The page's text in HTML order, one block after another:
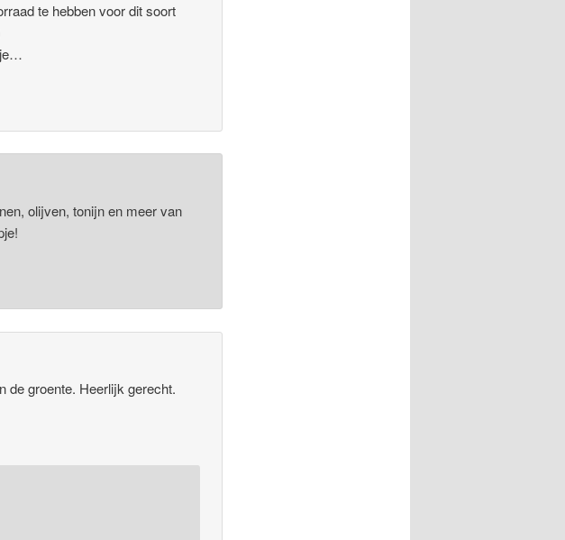
te hebben voor dit soort
olijven, tonijn en meer van
de groente. Heerlijk gerecht.